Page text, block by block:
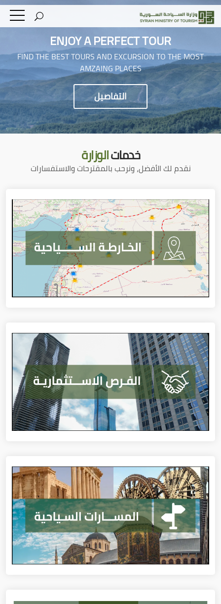
ENJOY A PERFECT TOUR
FIND THE BEST TOURS AND EXCURSION TO THE MOST
AMZAING PLACES
التفاصيل
خدماتالوزارة
نقدم لك الأفضل، ونرحب بالمقترحات والاستفسارات